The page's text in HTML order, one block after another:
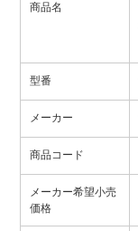
商品名
型番
メーカー
商品コード
メーカー希望小売
価格